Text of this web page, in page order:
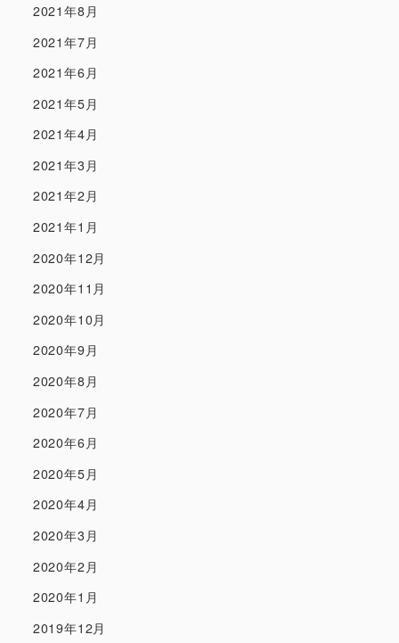
2021年8月
2021年7月
2021年6月
2021年5月
2021年4月
2021年3月
2021年2月
2021年1月
2020年12月
2020年11月
2020年10月
2020年9月
2020年8月
2020年7月
2020年6月
2020年5月
2020年4月
2020年3月
2020年2月
2020年1月
2019年12月